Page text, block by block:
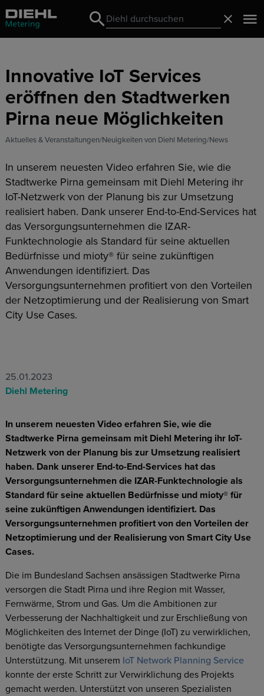
Search
Search
Innovative IoT Services
eröffnen den Stadtwerken
Pirna neue Möglichkeiten
Aktuelles & Veranstaltungen Neuigkeiten von Diehl Metering News
In unserem neuesten Video erfahren Sie, wie die
Stadtwerke Pirna gemeinsam mit Diehl Metering ihr
IoT-Netzwerk von der Planung bis zur Umsetzung
realisiert haben. Dank unserer End-to-End-Services hat
das Versorgungsunternehmen die IZAR-
Funktechnologie als Standard für seine aktuellen
Bedürfnisse und mioty® für seine zukünftigen
Anwendungen identifiziert. Das
Versorgungsunternehmen profitiert von den Vorteilen
der Netzoptimierung und der Realisierung von Smart
City Use Cases.
25.01.2023
Diehl Metering
In unserem neuesten Video erfahren Sie, wie die
Stadtwerke Pirna gemeinsam mit Diehl Metering ihr IoT-
Netzwerk von der Planung bis zur Umsetzung realisiert
haben. Dank unserer End-to-End-Services hat das
Versorgungsunternehmen die IZAR-Funktechnologie als
Standard für seine aktuellen Bedürfnisse und mioty® für
seine zukünftigen Anwendungen identifiziert. Das
Versorgungsunternehmen profitiert von den Vorteilen der
Netzoptimierung und der Realisierung von Smart City Use
Cases.
Die im Bundesland Sachsen ansässigen Stadtwerke Pirna
versorgen die Stadt Pirna und ihre Region mit Wasser,
Fernwärme, Strom und Gas. Um die Ambitionen zur
Verbesserung der Nachhaltigkeit und zur Erschließung von
Möglichkeiten des Internet der Dinge (IoT) zu verwirklichen,
benötigte das Versorgungsunternehmen fachkundige
Unterstützung. Mit unserem IoT Network Planning Service
konnte der erste Schritt zur Verwirklichung des Projekts
gemacht werden. Unterstützt von unseren Spezialisten